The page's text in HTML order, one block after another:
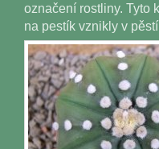
označení rostliny. Tyto
na pestík vznikly v